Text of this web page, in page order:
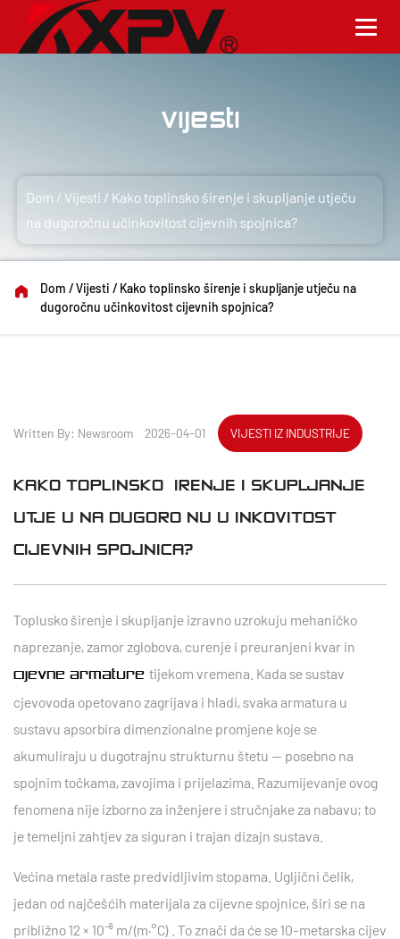
Vijesti
Dom /Vijesti / Kako toplinsko širenje i skupljanje utječu
na dugoročnu učinkovitost cijevnih spojnica?
Dom /Vijesti / Kako toplinsko širenje i skupljanje utječu na
dugoročnu učinkovitost cijevnih spojnica?
Written By: Newsroom 2026-04-01 VIJESTI IZ INDUSTRIJE
KAKO TOPLINSKO ŠIRENJE I SKUPLJANJE
UTJEČU NA DUGOROČNU UČINKOVITOST
CIJEVNIH SPOJNICA?
Toplusko širenje i skupljanje izravno uzrokuju mehaničko
naprezanje, zamor zglobova, curenje i preuranjeni kvar in
cijevne armature tijekom vremena. Kada se sustav
cjevovoda opetovano zagrijava i hladi, svaka armatura u
sustavu apsorbira dimenzionalne promjene koje se
akumuliraju u dugotrajnu strukturnu štetu — posebno na
spojnim točkama, zavojima i prijelazima. Razumijevanje ovog
fenomena nije izborno za inženjere i stručnjake za nabavu; to
je temeljni zahtjev za siguran i trajan dizajn sustava.
Većina metala raste predvidljivim stopama. Ugljični čelik,
jedan od najčešćih materijala za cijevne spojnice, širi se na
približno12 × 10⁻⁶ m/(m·°C) . To znači da će se 10-metarska cijev